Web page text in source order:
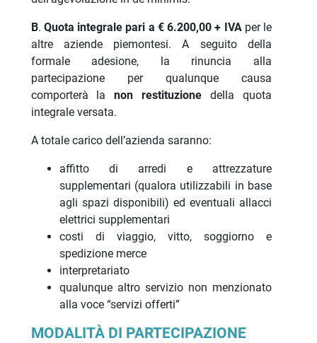
B. Quota integrale pari a € 6.200,00+ IVAper le
altre aziende piemontesi. A seguito della
formale adesione, la rinuncia alla
partecipazione per qualunque causa
comporterà lanon restituzione della quota
integrale versata.
A totale carico dell’azienda saranno:
affitto di arredi e attrezzature
supplementari (qualora utilizzabili in base
agli spazi disponibili) ed eventuali allacci
elettrici supplementari
costi di viaggio, vitto, soggiorno e
spedizione merce
interpretariato
qualunque altro servizio non menzionato
alla voce “servizi offerti”
MODALITÀ DI PARTECIPAZIONE